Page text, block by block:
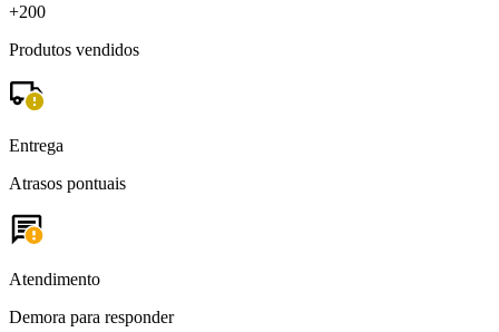
+200
Produtos vendidos
Entrega
Atrasos pontuais
Atendimento
Demora para responder